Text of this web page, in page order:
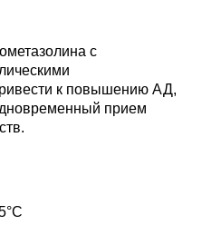
с
к повышению АД,
прием